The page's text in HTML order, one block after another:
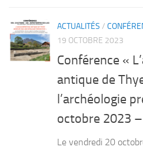
ACTUALITÉS /
19 OCTOBRE 2023
Conférence «
antique de
l’archéologie
octobre 2023
Le vendredi 20